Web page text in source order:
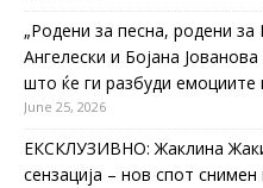
„Родени за песна, родени
Ангелески и Бојана
што ќе ги разбуди емоциите
June 25, 2026
ЕКСКЛУЗИВНО: Жаклина
сензација – нов спот